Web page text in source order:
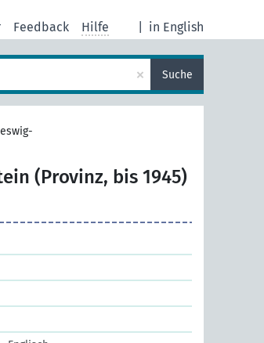
in English
Feedback Hilfe
× Suche
(Provinz, bis 1945)